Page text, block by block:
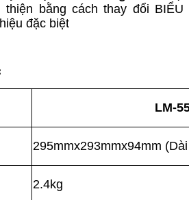
bằng cách thay đổi BIỂU
đặc biệt
LM-
295mmx293mmx94mm
2.4kg